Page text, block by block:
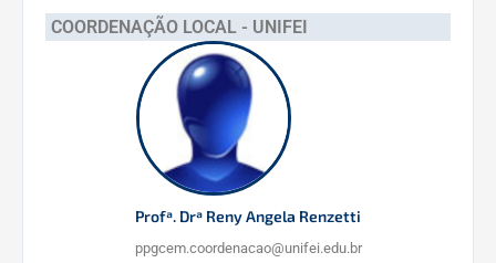
IV - Membros suplentes (discentes):
Thiago Gonçalves de Souza
COORDENAÇÃO LOCAL - UNIFEI
Profª. Drª Reny Angela Renzetti
ppgcem.coordenacao@unifei.edu.br